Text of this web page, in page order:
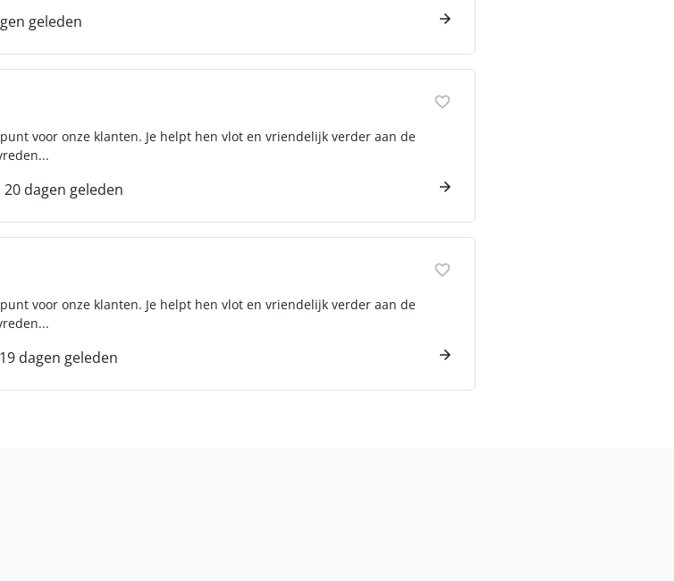
geleden
voor onze klanten. Je helpt hen vlot en vriendelijk verder aan de
20 dagen geleden
voor onze klanten. Je helpt hen vlot en vriendelijk verder aan de
19 dagen geleden